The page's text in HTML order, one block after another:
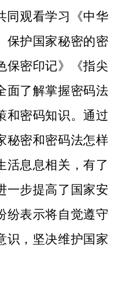
同观看学习《中华
保护国家秘密的密
保密印记》《指尖
面了解掌握密码法
和密码知识。通过
秘密和密码法怎样
活息息相关，有了
一步提高了国家安
纷表示将自觉遵守
识，坚决维护国家